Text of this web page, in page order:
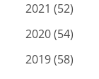
2021 (52)
2020 (54)
2019 (58)